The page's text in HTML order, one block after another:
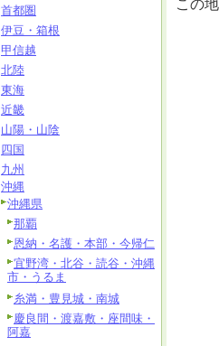
この
首都圏
伊豆・箱根
甲信越
北陸
東海
近畿
山陽・山陰
四国
九州
沖縄
沖縄県
那覇
恩納・名護・本部・今帰仁
宜野湾・北谷・読谷・沖縄
市・うるま
糸満・豊見城・南城
慶良間・渡嘉敷・座間味・
阿嘉